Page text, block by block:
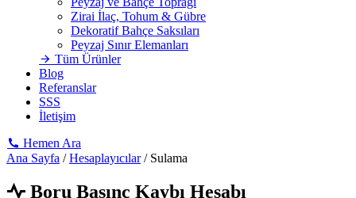
Zirai İlaç, Tohum & Gübre
Dekoratif Bahçe Saksıları
Peyzaj Sınır Elemanları
Tüm Ürünler
Blog
Referanslar
SSS
İletişim
Hemen Ara
Ana Sayfa / Hesaplayıcılar / Sulama
Boru Basınç Kaybı Hesabı